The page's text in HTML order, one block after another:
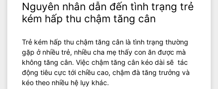
Nguyên nhân dẫn đến tình trạng trẻ
kém hấp thu chậm tăng cân
Trẻ kém hấp thu chậm tăng cân là tình trạng thường
gặp ở nhiều trẻ, nhiều cha mẹ thấy con ăn được mà
không tăng cân. Việc chậm tăng cân kéo dài sẽ tác
động tiêu cực tới chiều cao, chậm đà tăng trưởng và
kéo theo nhiều hệ lụy khác.